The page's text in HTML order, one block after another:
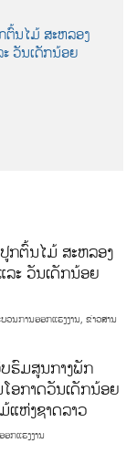
ຕົ້ນໄມ້ ສະຫລອງ
ວັນເດັກນ້ອຍ
ກຕົ້ນໄມ້ ສະຫລອງ
ະ ວັນເດັກນ້ອຍ
ວນການອອກແຮງງານ ,ຂ່າວສານ
ບຮົມສູນກາງພັກ
ອກາດວັນເດັກນ້ອຍ
ແຫ່ງຊາດລາວ
ກແຮງງານ